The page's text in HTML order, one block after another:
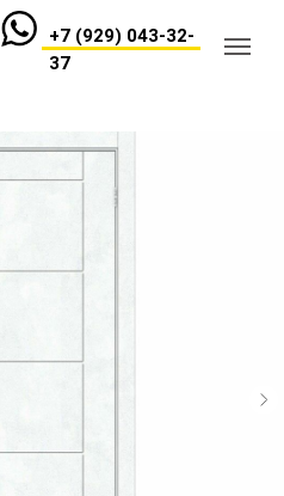
+7 (929) 043-32-
37